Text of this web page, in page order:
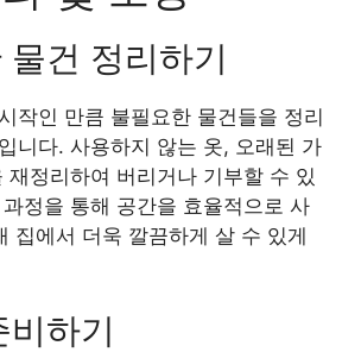
물건 정리하기
작인 만큼 불필요한 물건들을 정리
니다. 사용하지 않는 옷, 오래된 가
재정리하여 버리거나 기부할 수 있
정을 통해 공간을 효율적으로 사
집에서 더욱 깔끔하게 살 수 있게
비하기